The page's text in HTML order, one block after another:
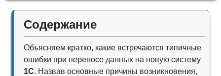
Содержание
Объясняем кратко, какие встречаются типичные
ошибки при переносе данных на новую систему
1С. Назвав основные причины возникновения,